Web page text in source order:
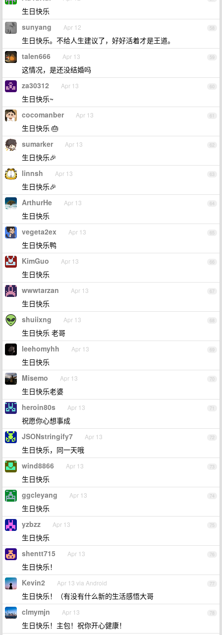
生日快乐
58
sunyang Apr 12
生日快乐。不给人生建议了，好好活着才是王道。
59
talen666 Apr 13
这情况，是还没结婚吗
60
za30312 Apr 13
生日快乐~
61
cocomanber Apr 13
生日快乐 🎂
62
sumarker Apr 13
生日快乐🎉
63
linnsh Apr 13
生日快乐🎉
64
ArthurHe Apr 13
生日快乐
65
vegeta2ex Apr 13
生日快乐鸭
66
KimGuo Apr 13
生日快乐
67
wwwtarzan Apr 13
生日快乐
68
shuiixng Apr 13
生日快乐 老哥
69
leehomyhh Apr 13
生日快乐
70
Misemo Apr 13
生日快乐老婆
71
heroin80s Apr 13
祝愿你心想事成
72
JSONstringify7 Apr 13
生日快乐，同一天哦
73
wind8866 Apr 13
生日快乐
74
ggcleyang Apr 13
生日快乐
75
yzbzz Apr 13
生日快乐
76
shentt715 Apr 13
生日快乐！
77
Kevin2 Apr 13 via Android
生日快乐！（有没有什么新的生活感悟大哥
78
clmymjn Apr 13
生日快乐！主包！祝你开心健康！